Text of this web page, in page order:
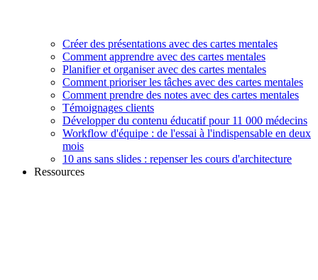
Créer des présentations avec des cartes mentales
Comment apprendre avec des cartes mentales
Planifier et organiser avec des cartes mentales
Comment prioriser les tâches avec des cartes mentales
Comment prendre des notes avec des cartes mentales
Témoignages clients
Développer du contenu éducatif pour 11 000 médecins
Workflow d'équipe : de l'essai à l'indispensable en deux
mois
10 ans sans slides : repenser les cours d'architecture
Ressources